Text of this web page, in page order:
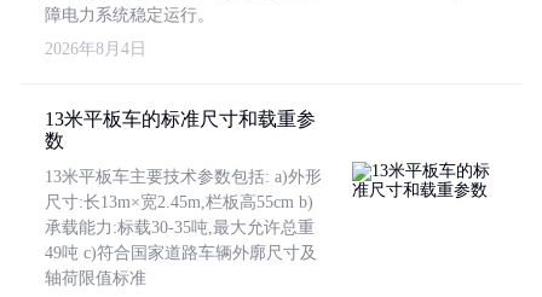
障电力系统稳定运行。
2026年8月4日
13米平板车的标准尺寸和载重参
数
13米平板车主要技术参数包括: a)外形
尺寸:长13m×宽2.45m,栏板高55cm b)
承载能力:标载30-35吨,最大允许总重
49吨 c)符合国家道路车辆外廓尺寸及
轴荷限值标准